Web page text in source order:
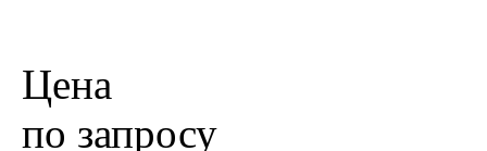
Цена
по запросу